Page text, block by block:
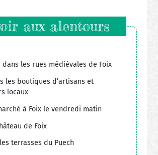
aux alentours
dans les rues médiévales de Foix
les boutiques d’artisans et
locaux
à Foix le vendredi matin
de Foix
terrasses du Puech